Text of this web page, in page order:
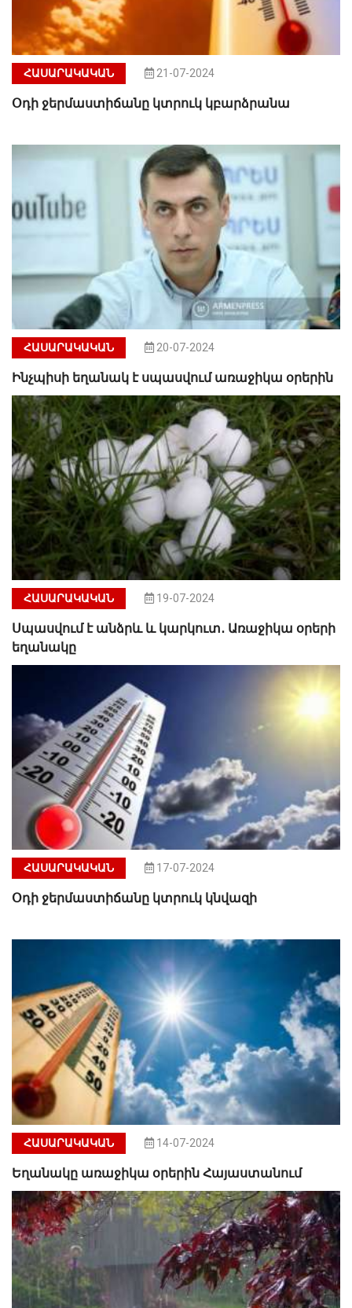
ՀԱՍԱՐԱԿԱԿԱՆ 21-07-2024
Օդի ջերմաստիճանը կտրուկ կբարձրանա
ՀԱՍԱՐԱԿԱԿԱՆ 20-07-2024
Ինչպիսի եղանակ է սպասվում առաջիկա օրերին
ՀԱՍԱՐԱԿԱԿԱՆ 19-07-2024
Սպասվում է անձրև և կարկուտ․ Առաջիկա օրերի
եղանակը
ՀԱՍԱՐԱԿԱԿԱՆ 17-07-2024
Օդի ջերմաստիճանը կտրուկ կնվազի
ՀԱՍԱՐԱԿԱԿԱՆ 14-07-2024
Եղանակը առաջիկա օրերին Հայաստանում